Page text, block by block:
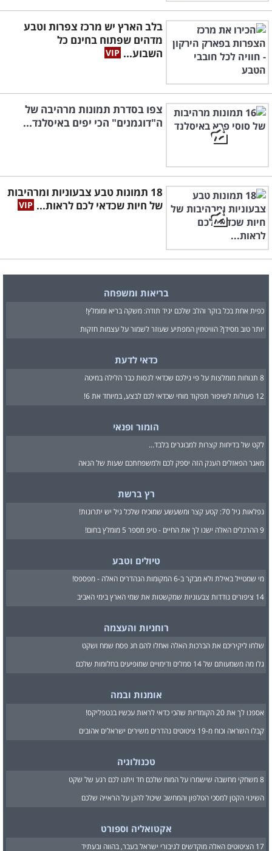
בלב הארץ יש מרכז צפרות וטבע
מדהים שפתוח בחינם כל
השבוע...
צפו בסדרת תמונות מרהיבה של
ה"דוגמנים" הכי יפים באיסלנד...
18 תמונות טבע צבעוניות ומרהיבות
של חיות שכדאי לכם לראות...
בריאות ומשפחה
כפית אחת בכל בוקר והלב שלכם יגיד תודה: משקה בריא ומומלץ!
יותר טוב מסידן? הוויטמין המפתיע שעוזר לשמור על עצמות חזקות
כדאי לדעת
8 תנוחות מומלצות על פי גילכם שכדאי לנסות כבר הלילה במיטה
12 פעולות לשיפור תפקוד מוחי שכדאי לכם לבצע, במיוחד את 6!
הומור ופנאי
לקט של בדיחות קצרות למבוגרים בלבד...
מאגר הפאזלים הענק הזה יספק לכם ולמשפחתכם שעות של הנאה
רץ ברשת
נפלאות גיל 70: קטע קצר ומשעשע שמוכיח שלכל גיל יש יתרונות!
9 ההרגלים האלה ישנו לך את החיים - טיפ מספר 5 מומלץ בחום!
טיולים וטבע
מי שמטייל באילת ולא מבקר ב-6 המקומות הנהדרים האלה - מפספס!
14 ציפורים נודדות צבעוניות שמקשטות את שמי הארץ בימי האביב
רוחניות והעצמה
שלחו ליקיריכם את הברכות האלה ואחלו להם חג פסח שמח ושקט
גלו מה משמעותם של 14 סמלים ודימויים שמופיעים בחלומות שלכם
אומנות ובמה
אספנו לך את 20 הקומדיות שהכי כדאי לראות עכשיו בנטפליקס!
קבלו השראה וכוח מ-19 ציטוטים נהדרים משירים ישראלים אהובים
טכנולוגיה
8 משחקי מחשבה שישמרו על המוח שלכם חד ויתנו לכם רגע של שקט
השינוי הקטן למסכי הטלפון והמחשב שיכול להגן על הראייה שלכם
אקטואליה וספורט
17 הציטוטים האלה מוקדשים לגיבורי ישראל בעבר, בהווה ובעתיד